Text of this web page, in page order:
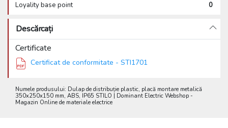
Loyality base point
0
Descărcați
Certificate
Certificat de conformitate - STI1701
Numele produsului: Dulap de distribuție plastic, placă montare metalică
350x250x150 mm, ABS, IP65 STILO | Dominant Electric Webshop -
Magazin Online de materiale electrice